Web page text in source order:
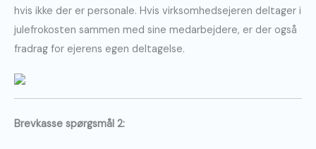
hvis ikke der er personale. Hvis virksomhedsejeren deltager i
julefrokosten sammen med sine medarbejdere, er der også
fradrag for ejerens egen deltagelse.
Brevkasse spørgsmål 2: